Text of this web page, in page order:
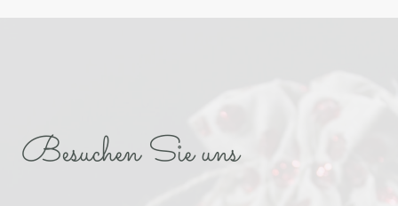
Besuchen Sie uns